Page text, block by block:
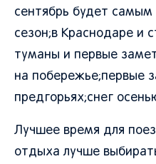
сентябрь будет
сезон;в Краснодаре и
туманы и первые
на побережье;первые
предгорьях;снег
Лучшее время для
отдыха лучше